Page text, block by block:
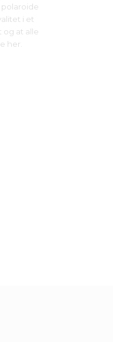
i et
og at alle
her.